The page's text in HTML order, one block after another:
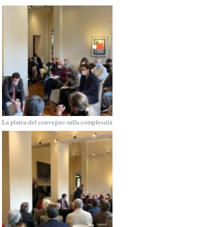
La platea del convegno sulla complessità